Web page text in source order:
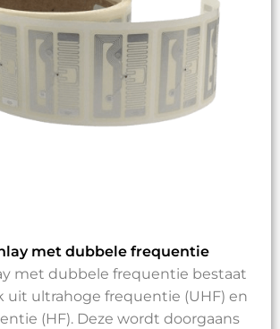
met dubbele frequentie
met dubbele frequentie bestaat
uit ultrahoge frequentie (UHF) en
(HF). Deze wordt doorgaans